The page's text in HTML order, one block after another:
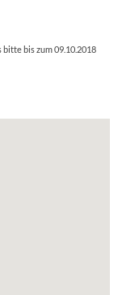
bis zum 09.10.2018